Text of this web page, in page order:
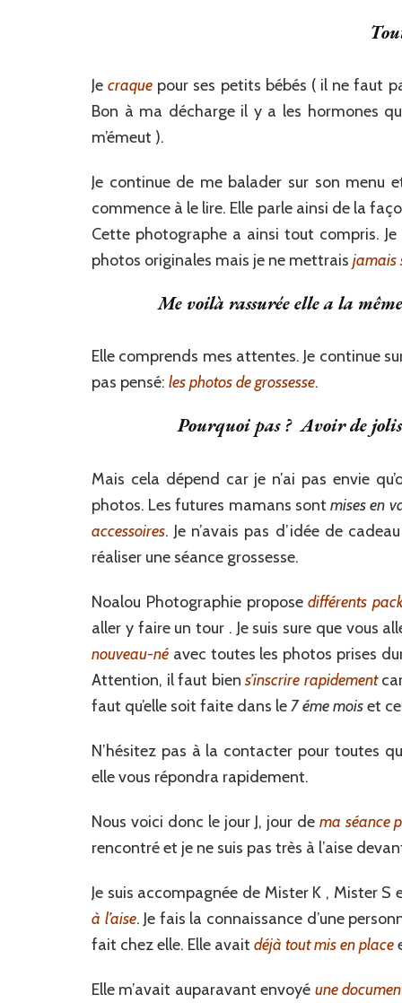
Je craque pour ses petits bébés ( il ne faut
Bon à ma décharge il y a les hormones
m’émeut ).
Je continue de me balader sur son menu
commence à le lire. Elle parle ainsi de la
Cette photographe a ainsi tout compris. Je
photos originales mais je ne mettrais jamais
Me voilà rassurée elle a la
Elle comprends mes attentes. Je continue
pas pensé: les photos de grossesse.
Pourquoi pas ? Avoir de jolis
Mais cela dépend car je n’ai pas envie
photos. Les futures mamans sontmises en
accessoires. Je n’avais pas d’idée de
réaliser une séance grossesse.
Noalou Photographie proposedifférents
aller y faire un tour . Je suis sure que vous
nouveau-né avec toutes les photos prises
Attention, il faut biens’inscrire rapidement
faut qu’elle soit faite dans le7 éme moiset
N’hésitez pas à la contacter pour toutes
elle vous répondra rapidement.
Nous voici donc le jour J, jour de ma séance
rencontré et je ne suis pas très à l’aise
Je suis accompagnée de Mister K , Mister
à l’aise. Je fais la connaissance d’une
fait chez elle. Elle avait déjà tout mis en place
Elle m’avait auparavant envoyé une